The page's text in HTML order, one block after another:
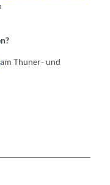
am Thuner- und